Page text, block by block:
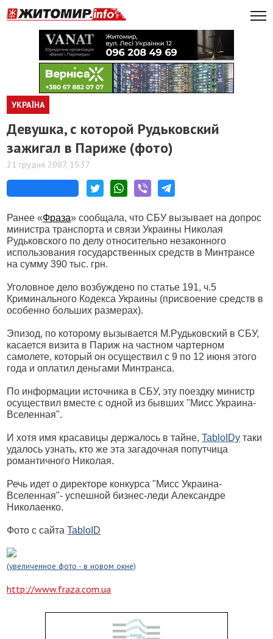
УКРАЇНА
Девушка, с которой Рудьковский
зажигал в Париже (фото)
21 грудня 2007, 15:37
Ранее «Фраза» сообщала, что СБУ вызывает на допрос
министра транспорта и связи Украины Николая
Рудьковского по делу относительно незаконного
использования государственных средств в Минтрансе
на сумму 390 тыс. грн.
Уголовное дело возбуждено по статье 191, ч.5
Криминального Кодекса Украины (присвоение средств в
особенно больших размерах).
Эпизод, по которому вызывается М.Рудьковский в СБУ,
касается визита в Париж на частном чартерном
самолете, который он осуществил с 9 по 12 июня этого
года и оплатил деньгами Минтранса.
По информации источника в СБУ, эту поездку министр
осуществил вместе с одной из бывших "Мисс Украина-
Вселенная".
И хотя имя красавицы держалось в тайне,TabloIDу таки
удалось узнать, кто же эта загадочная попутчица
романтичного Николая.
Речь идет о директоре конкурса "Мисс Украина-
Вселенная"- успешной бизнес-леди Александре
Николаенко.
Фото с сайтаTabloID
(увеличенное фото - в новом окне)
http://www.fraza.com.ua